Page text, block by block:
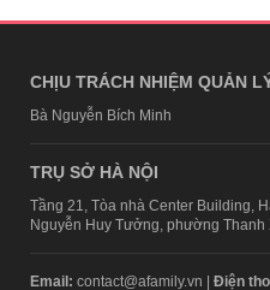
CHỊU TRÁCH NHIỆM QUẢN
Bà Nguyễn Bích Minh
TRỤ SỞ HÀ NỘI
Tầng 21, Tòa nhà Center Building,
Nguyễn Huy Tưởng, phường Thanh
Email: contact@afamily.vn | Điện